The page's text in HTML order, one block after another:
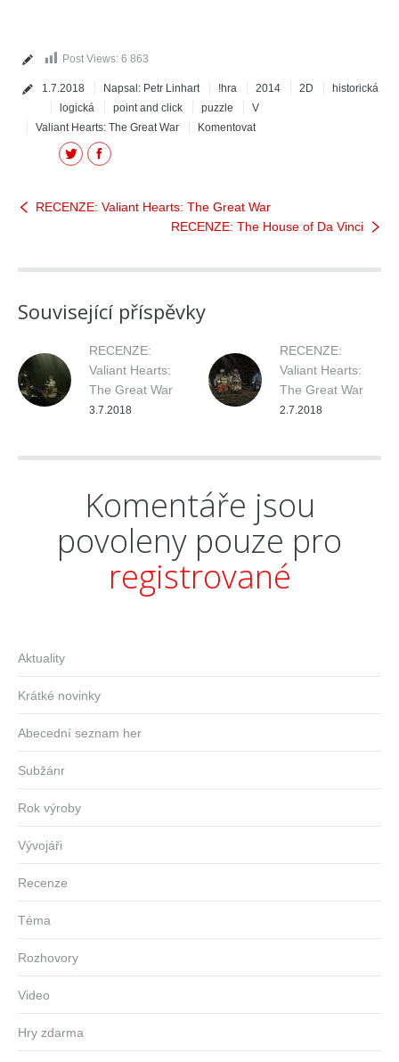
Post Views: 6 863
1.7.2018 Napsal: Petr Linhart !hra 2014 2D
historická
logická
point and click puzzle
V
Valiant Hearts: The Great War
Komentovat
Facebook
Twitter
RECENZE: Valiant Hearts: The Great War
RECENZE: The House of Da Vinci
Související příspěvky
RECENZE:
Valiant Hearts:
The Great War
3.7.2018
RECENZE:
Valiant Hearts:
The Great War
2.7.2018
Komentáře jsou
povoleny pouze pro
registrované
Aktuality
Krátké novinky
Abecední seznam her
Subžánr
Rok výroby
Vývojáři
Recenze
Téma
Rozhovory
Video
Hry zdarma